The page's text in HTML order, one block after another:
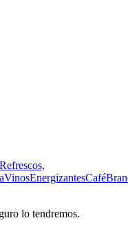
VinosEnergizantesCafé
lo tendremos.